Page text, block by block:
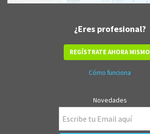
¿Eres profesional?
REGÍSTRATE AHORA MISMO
Cómo funciona
Novedades